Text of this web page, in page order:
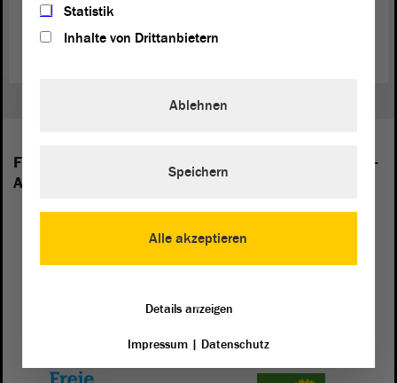
wird über den folgenden Link gebeten:
https://tinyurl.com/HildeFilm
Folgende Fraktionen sind im Landtag von Sachsen-
Anhalt vertreten:
Statistik
Inhalte von Drittanbietern
Alle akzeptieren
Ablehnen
Speichern
Details anzeigen
Impressum| Datenschutz